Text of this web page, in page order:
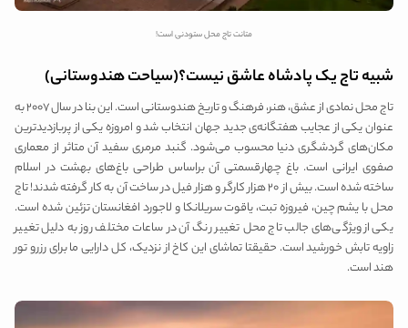
متانت تاج محل ستودنی است!
شبیه تاج یک پادشاه عاشق نیست؟(سیاحت هندوستانی)
تاج محل نمادی از عشق، هنر، فرهنگ و تاریخ هندوستانی است. این بنا در سال ۲۰۰۷ به
عنوان یکی از عجایب هفتگانه‌ی جدید جهان انتخاب شد و امروزه یکی از پربازدیدترین
مکان‌های گردشگری دنیا محسوب می‌شود. گنبد مرمری سفید آن متاثر از معماری
صفوی ایرانی است. باغ چهارقسمتی آن براساس طراحی باغ‌های بهشت در اسلام
ساخته شده است. بیش از ۲۰ هزار کارگر و هزار فیل در ساخت آن به کار گرفته شدند! تاج
محل با یشم چین، فیروزه تبت، یاقوت سریلانکا و لاجورد افغانستان تزئین شده است.
یکی از ویژگی‌های جالب تاج محل تغییر رنگ آن در ساعات مختلف روز به دلیل تغییر
زاویه تابش خورشید است. حقیقتا تماشای این کاخ از نزدیک، کل دارایی ما برای رزرو تور
هند است.